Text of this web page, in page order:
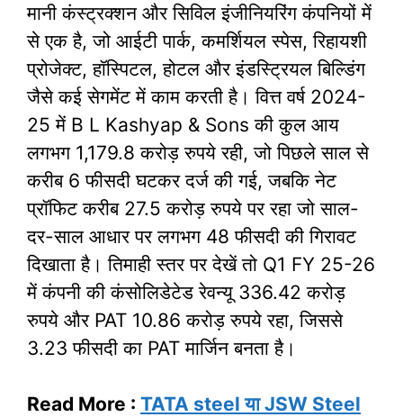
मानी कंस्ट्रक्शन और सिविल इंजीनियरिंग कंपनियों में
से एक है, जो आईटी पार्क, कमर्शियल स्पेस, रिहायशी
प्रोजेक्ट, हॉस्पिटल, होटल और इंडस्ट्रियल बिल्डिंग
जैसे कई सेगमेंट में काम करती है। वित्त वर्ष 2024-
25 में B L Kashyap & Sons की कुल आय
लगभग 1,179.8 करोड़ रुपये रही, जो पिछले साल से
करीब 6 फीसदी घटकर दर्ज की गई, जबकि नेट
प्रॉफिट करीब 27.5 करोड़ रुपये पर रहा जो साल-
दर-साल आधार पर लगभग 48 फीसदी की गिरावट
दिखाता है। तिमाही स्तर पर देखें तो Q1 FY 25-26
में कंपनी की कंसोलिडेटेड रेवन्यू 336.42 करोड़
रुपये और PAT 10.86 करोड़ रुपये रहा, जिससे
3.23 फीसदी का PAT मार्जिन बनता है।
Read More : TATA steel या JSW Steel